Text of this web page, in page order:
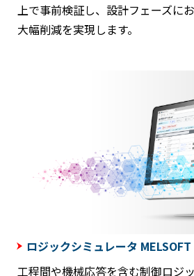
上で事前検証し、設計フェーズに
大幅削減を実現します。
ロジックシミュレータ
工程間や機械応答を含む制御ロジ